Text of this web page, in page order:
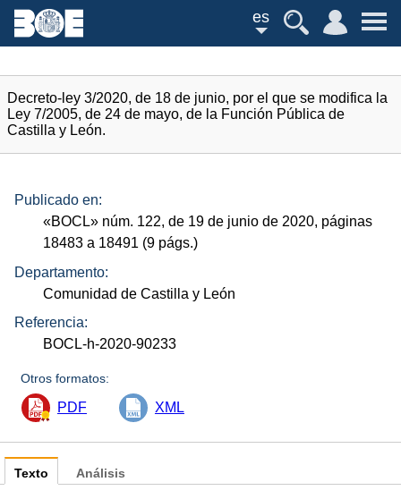
es
Decreto-ley 3/2020, de 18 de junio, por el que se modifica la
Ley 7/2005, de 24 de mayo, de la Función Pública de
Castilla y León.
Publicado en:
«BOCL» núm. 122, de 19 de junio de 2020, páginas
18483 a 18491 (9 págs.)
Departamento:
Comunidad de Castilla y León
Referencia:
BOCL-h-2020-90233
Otros formatos:
PDF XML
Texto Análisis